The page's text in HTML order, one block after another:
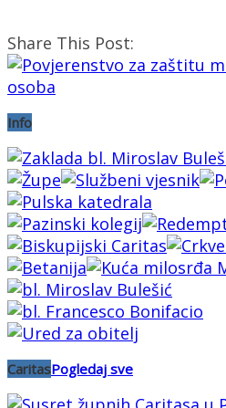
Share This Post:
Info
CaritasPogledaj sve